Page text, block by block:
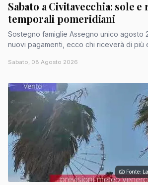
Sabato a Civitavecchia: sole
temporali pomeridiani
Sostegno famiglie Assegno unico agosto
nuovi pagamenti, ecco chi riceverà di più
Sabato, 08 Agosto 2026
Fonte: